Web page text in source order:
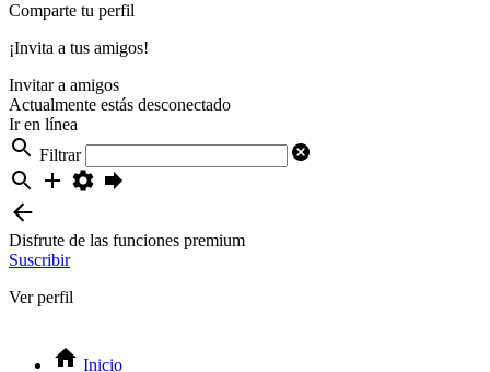
Comparte tu perfil
¡Invita a tus amigos!
Invitar a amigos
Actualmente estás desconectado
Ir en línea
Filtrar
Disfrute de las funciones premium
Suscribir
Ver perfil
Inicio